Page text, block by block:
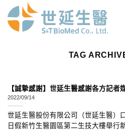
Skip
content
TAG
【誠摯感謝】世延生醫感謝各方記者
2022/09/14
世延生醫股份有限公司（世延生醫）
日假新竹生醫園區第二生技大樓舉行